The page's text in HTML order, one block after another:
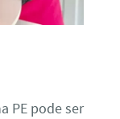
PE pode ser